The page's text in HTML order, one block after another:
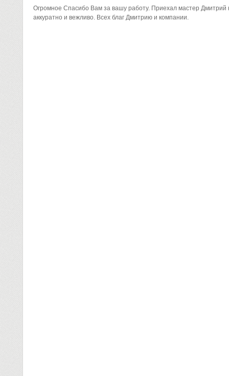
Огромное Спасибо Вам за вашу работу. Приехал мастер
аккуратно и вежливо. Всех благ Дмитрию и компании.